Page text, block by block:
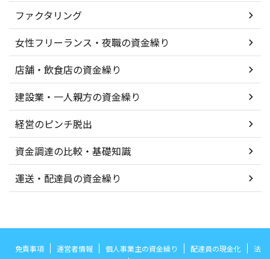
ファクタリング
女性フリーランス・夜職の資金繰り
店舗・飲食店の資金繰り
建設業・一人親方の資金繰り
経営のピンチ脱出
資金調達の比較・基礎知識
運送・配達員の資金繰り
免責事項 運営者情報 個人事業主の資金繰り 配達員の現金化
法